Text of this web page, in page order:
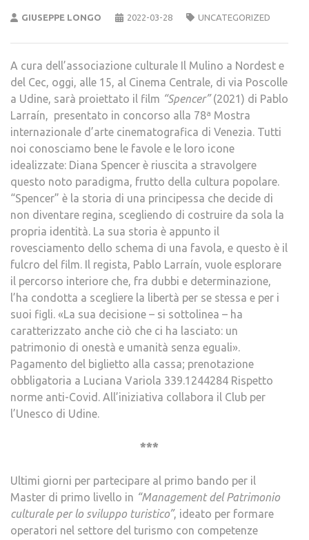
GIUSEPPE LONGO 2022-03-28 UNCATEGORIZED
A cura dell’associazione culturale Il Mulino a Nordest e
del Cec, oggi, alle 15, al Cinema Centrale, di via Poscolle
a Udine, sarà proiettato il film “Spencer”(2021) di Pablo
Larraín, presentato in concorso alla 78ª Mostra
internazionale d’arte cinematografica di Venezia. Tutti
noi conosciamo bene le favole e le loro icone
idealizzate: Diana Spencer è riuscita a stravolgere
questo noto paradigma, frutto della cultura popolare.
“Spencer” è la storia di una principessa che decide di
non diventare regina, scegliendo di costruire da sola la
propria identità. La sua storia è appunto il
rovesciamento dello schema di una favola, e questo è il
fulcro del film. Il regista, Pablo Larraín, vuole esplorare
il percorso interiore che, fra dubbi e determinazione,
l’ha condotta a scegliere la libertà per se stessa e per i
suoi figli. «La sua decisione – si sottolinea – ha
caratterizzato anche ciò che ci ha lasciato: un
patrimonio di onestà e umanità senza eguali».
Pagamento del biglietto alla cassa; prenotazione
obbligatoria a Luciana Variola 339.1244284 Rispetto
norme anti-Covid. All’iniziativa collabora il Club per
l’Unesco di Udine.
***
Ultimi giorni per partecipare al primo bando per il
Master di primo livello in “Management del Patrimonio
culturale per lo sviluppo turistico”, ideato per formare
operatori nel settore del turismo con competenze